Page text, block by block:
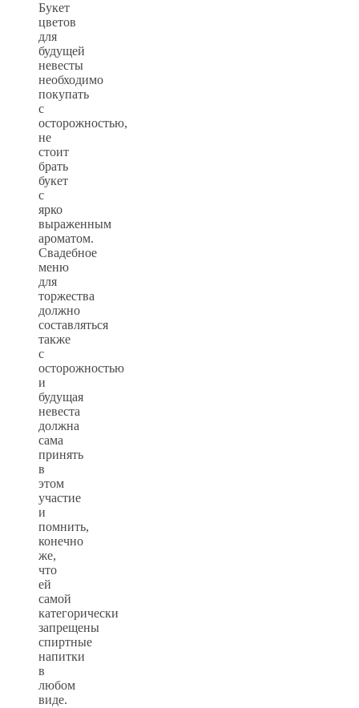
Букет
цветов
для
будущей
невесты
необходимо
покупать
с
осторожностью,
не
стоит
брать
букет
с
ярко
выраженным
ароматом.
Свадебное
меню
для
торжества
должно
составляться
также
с
осторожностью
и
будущая
невеста
должна
сама
принять
в
этом
участие
и
помнить,
конечно
же,
что
ей
самой
категорически
запрещены
спиртные
напитки
в
любом
виде.